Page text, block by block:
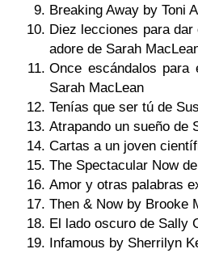
Breaking Away by Toni
Diez lecciones para
adore de Sarah
Once escándalos para
Sarah MacLean
Tenías que ser tú de
Atrapando un sueño de
Cartas a un joven
The Spectacular Now
Amor y otras palabras
Then & Now by Brooke
El lado oscuro de Sally
Infamous by Sherrilyn